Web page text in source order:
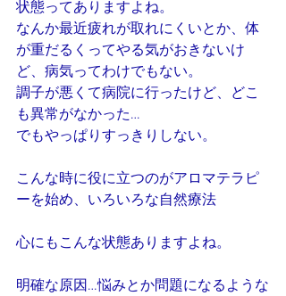
状態ってありますよね。
なんか最近疲れが取れにくいとか、体
が重だるくってやる気がおきないけ
ど、病気ってわけでもない。
調子が悪くて病院に行ったけど、どこ
も異常がなかった…
でもやっぱりすっきりしない。
こんな時に役に立つのがアロマテラピ
ーを始め、いろいろな自然療法
心にもこんな状態ありますよね。
明確な原因…悩みとか問題になるような